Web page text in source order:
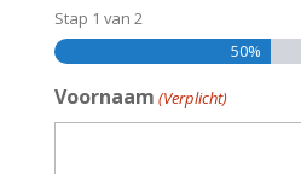
Stap 1 van 2
50%
Voornaam (Verplicht)